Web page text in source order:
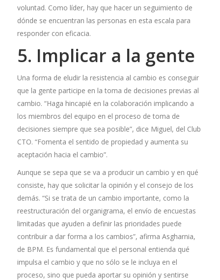
voluntad. Como líder, hay que hacer un seguimiento de
dónde se encuentran las personas en esta escala para
responder con eficacia.
5. Implicar a la gente
Una forma de eludir la resistencia al cambio es conseguir
que la gente participe en la toma de decisiones previas al
cambio. “Haga hincapié en la colaboración implicando a
los miembros del equipo en el proceso de toma de
decisiones siempre que sea posible”, dice Miguel, del Club
CTO. “Fomenta el sentido de propiedad y aumenta su
aceptación hacia el cambio”.
Aunque se sepa que se va a producir un cambio y en qué
consiste, hay que solicitar la opinión y el consejo de los
demás. “Si se trata de un cambio importante, como la
reestructuración del organigrama, el envío de encuestas
limitadas que ayuden a definir las prioridades puede
contribuir a dar forma a los cambios”, afirma Asgharnia,
de BPM. Es fundamental que el personal entienda qué
impulsa el cambio y que no sólo se le incluya en el
proceso, sino que pueda aportar su opinión y sentirse